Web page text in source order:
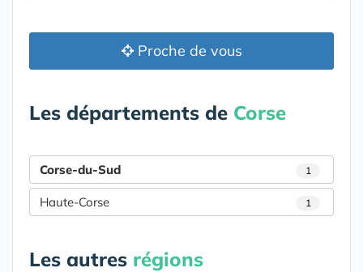
Proche de vous
Les départements de Corse
Corse-du-Sud 1
Haute-Corse 1
Les autres régions